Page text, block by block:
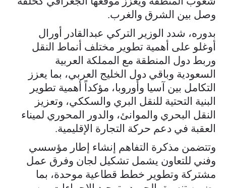
وصل بين الشرق والغرب.
بدوره، شدد الوزير التركي عبدالقادر أورال
أوغلو على أهمية تطوير مختلف أنماط النقل
وربط دول المنطقة مع المملكة العربية
السعودية وباقي دول الخليج العربي، بما يعزز
التكامل بين آسيا وأوروبا، مؤكداً أهمية تطوير
البنية التحتية للنقل البري والسككي، وتعزيز
النقل البحري والموانئ، والدور المحوري لميناء
العقبة في دعم حركة التجارة الإقليمية.
وتتضمن مذكرة التفاهم إنشاء إطار مؤسسي
وفني للتعاون يشمل تشكيل لجان وفرق عمل
مشتركة وتطوير خطط قطاعية موحدة، بما